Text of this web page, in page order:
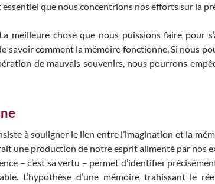
que nous concentrions nos efforts sur la
meilleure chose que nous puissions faire pour
comment la mémoire fonctionne. Si nous
de mauvais souvenirs, nous pourrons
à souligner le lien entre l’imagination et la
une production de notre esprit alimenté par nos
– c’est sa vertu – permet d’identifier
L’hypothèse d’une mémoire trahissant le